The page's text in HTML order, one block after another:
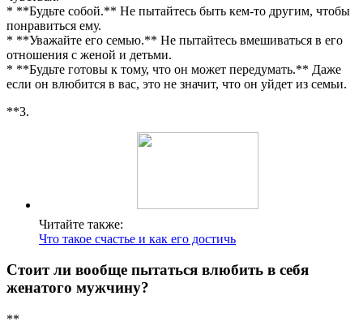
* **Будьте собой.** Не пытайтесь быть кем-то другим, чтобы
понравиться ему.
* **Уважайте его семью.** Не пытайтесь вмешиваться в его
отношения с женой и детьми.
* **Будьте готовы к тому, что он может передумать.** Даже
если он влюбится в вас, это не значит, что он уйдет из семьи.
**3.
Читайте также:
Что такое счастье и как его достичь
Стоит ли вообще пытаться влюбить в себя
женатого мужчину?
**